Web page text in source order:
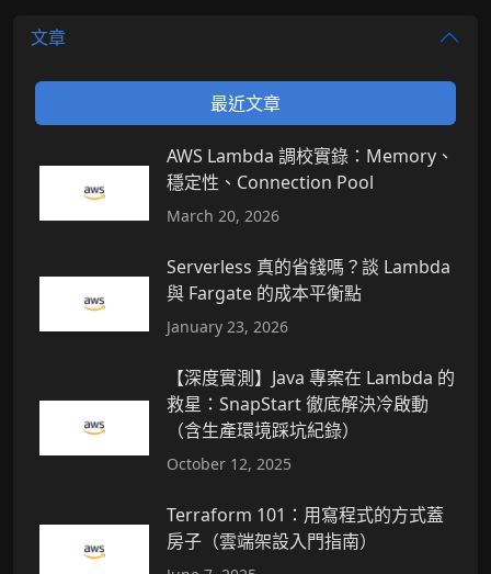
文章
最近文章
AWS Lambda 調校實錄：Memory、
穩定性、Connection Pool
March 20, 2026
Serverless 真的省錢嗎？談 Lambda
與 Fargate 的成本平衡點
January 23, 2026
【深度實測】Java 專案在 Lambda 的
救星：SnapStart 徹底解決冷啟動
（含生產環境踩坑紀錄）
October 12, 2025
Terraform 101：用寫程式的方式蓋
房子（雲端架設入門指南）